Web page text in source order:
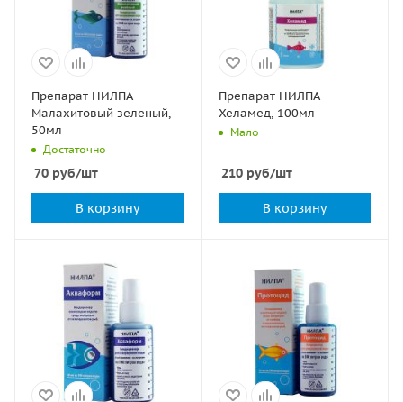
Препарат НИЛПА
Малахитовый зеленый,
50мл
Достаточно
70 руб/шт
В корзину
Препарат НИЛПА
Хеламед, 100мл
Мало
210руб/шт
В корзину